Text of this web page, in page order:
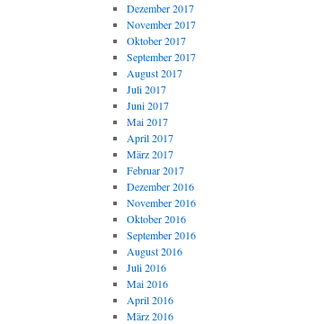
Dezember 2017
November 2017
Oktober 2017
September 2017
August 2017
Juli 2017
Juni 2017
Mai 2017
April 2017
März 2017
Februar 2017
Dezember 2016
November 2016
Oktober 2016
September 2016
August 2016
Juli 2016
Mai 2016
April 2016
März 2016